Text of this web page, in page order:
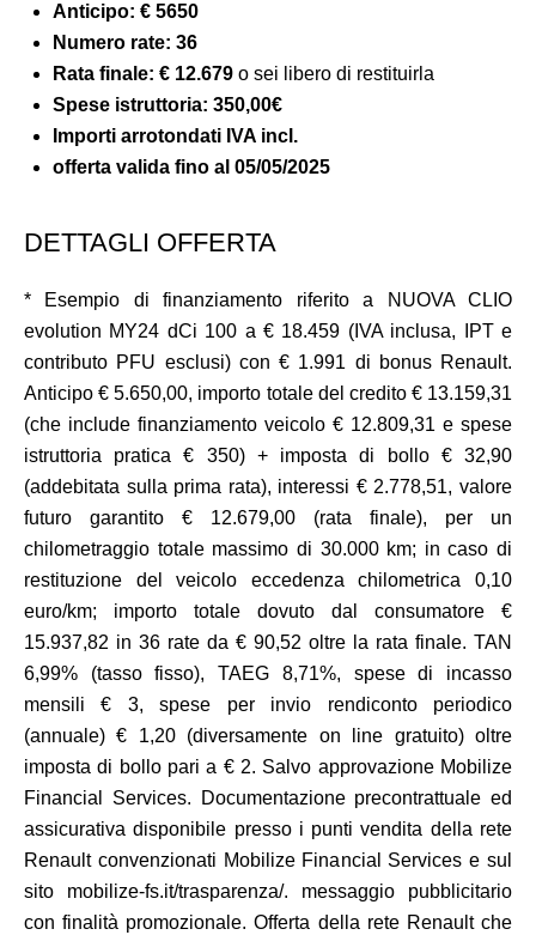
Anticipo: € 5650
Numero rate: 36
Rata finale: € 12.679 o sei libero di restituirla
Spese istruttoria: 350,00€
Importi arrotondati IVA incl.
offerta valida fino al 05/05/2025
DETTAGLI OFFERTA
* Esempio di finanziamento riferito a NUOVA CLIO
evolution MY24 dCi 100 a € 18.459 (IVA inclusa, IPT e
contributo PFU esclusi) con € 1.991 di bonus Renault.
Anticipo € 5.650,00, importo totale del credito € 13.159,31
(che include finanziamento veicolo € 12.809,31 e spese
istruttoria pratica € 350) + imposta di bollo € 32,90
(addebitata sulla prima rata), interessi € 2.778,51, valore
futuro garantito € 12.679,00 (rata finale), per un
chilometraggio totale massimo di 30.000 km; in caso di
restituzione del veicolo eccedenza chilometrica 0,10
euro/km; importo totale dovuto dal consumatore €
15.937,82 in 36 rate da € 90,52 oltre la rata finale. TAN
6,99% (tasso fisso), TAEG 8,71%, spese di incasso
mensili € 3, spese per invio rendiconto periodico
(annuale) € 1,20 (diversamente on line gratuito) oltre
imposta di bollo pari a € 2. Salvo approvazione Mobilize
Financial Services. Documentazione precontrattuale ed
assicurativa disponibile presso i punti vendita della rete
Renault convenzionati Mobilize Financial Services e sul
sito mobilize-fs.it/trasparenza/. messaggio pubblicitario
con finalità promozionale. Offerta della rete Renault che